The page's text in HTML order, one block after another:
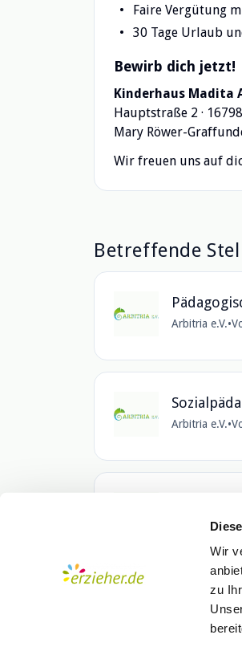
Wir
zu
Faire Vergütung
30 Tage Urlaub
Bewirb dich jetzt!
Kinderhaus Madita
Hauptstraße 2 ·
Mary Röwer-
Wir freuen uns auf
Betreffende
Arbitria e.V.•
Arbitria e.V.•
Arbitria e.V.•